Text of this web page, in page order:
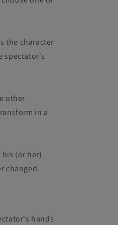
the character
spectator's
other
in a
his (or her)
changed.
hands